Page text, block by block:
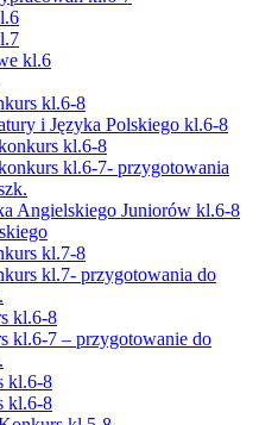
kl.6
kl.6-8
i Języka Polskiego kl.6-8
kl.6-8
kl.6-7- przygotowania
Angielskiego Juniorów kl.6-8
kl.7-8
kl.7- przygotowania do
kl.6-8
kl.6-7 – przygotowanie do
kl.6-8
kl.6-8